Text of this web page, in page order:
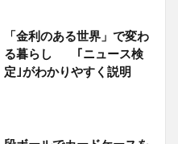
「金利のある世界」で変わ
る暮らし ｢ニュース検
定｣がわかりやすく説明